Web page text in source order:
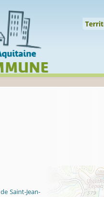
Gérer préserver
Saint-Jean-